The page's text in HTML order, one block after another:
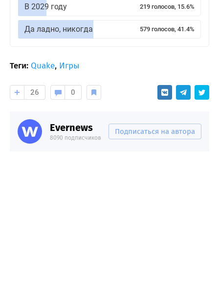
В 2029 году 219 голосов, 15.6%
Да ладно, никогда 579 голосов, 41.4%
Теги: Quake, Игры
26 0
Evernews
8090 подписчиков
Подписаться на автора